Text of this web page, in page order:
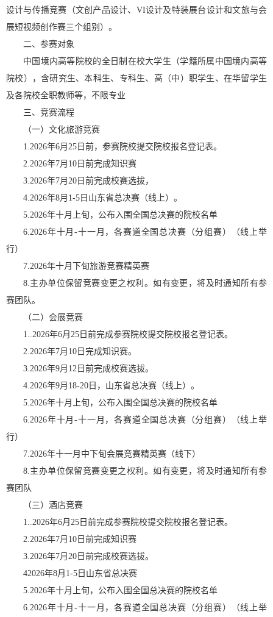
设计与传播竞赛（文创产品设计、VI设计及特装展台设计和文旅与会
展短视频创作赛三个组别）。
二、参赛对象
中国境内高等院校的全日制在校大学生（学籍所属中国境内高等
院校），含研究生、本科生、专科生、高（中）职学生、在华留学生
及各院校全职教师等，不限专业
三、竞赛流程
（一）文化旅游竞赛
1.2026年6月25日前，参赛院校提交院校报名登记表。
2.2026年7月10日前完成知识赛
3.2026年7月20日前完成校赛选拔，
4.2026年8月1-5日山东省总决赛（线上）。
5.2026年十月上旬，公布入围全国总决赛的院校名单
6.2026年十月-十一月，各赛道全国总决赛（分组赛）（线上举
行）
7.2026年十月下旬旅游竞赛精英赛
8.主办单位保留竞赛变更之权利。如有变更，将及时通知所有参
赛团队。
（二）会展竞赛
1..2026年6月25日前完成参赛院校提交院校报名登记表。
2.2026年7月10日完成知识赛。
3.2026年9月12日前完成校赛选拔。
4.2026年9月18-20日，山东省总决赛（线上）。
5.2026年十月上旬，公布入围全国总决赛的院校名单
6.2026年十月-十一月，各赛道全国总决赛（分组赛）（线上举
行）
7.2026年十一月中下旬会展竞赛精英赛（线下）
8.主办单位保留竞赛变更之权利。如有变更，将及时通知所有参
赛团队
（三）酒店竞赛
1..2026年6月25日前完成参赛院校提交院校报名登记表。
2.2026年7月10日前完成知识赛
3.2026年7月20日前完成校赛选拔。
42026年8月1-5日山东省总决赛
5.2026年十月上旬，公布入围全国总决赛的院校名单
6.2026年十月-十一月，各赛道全国总决赛（分组赛）（线上举